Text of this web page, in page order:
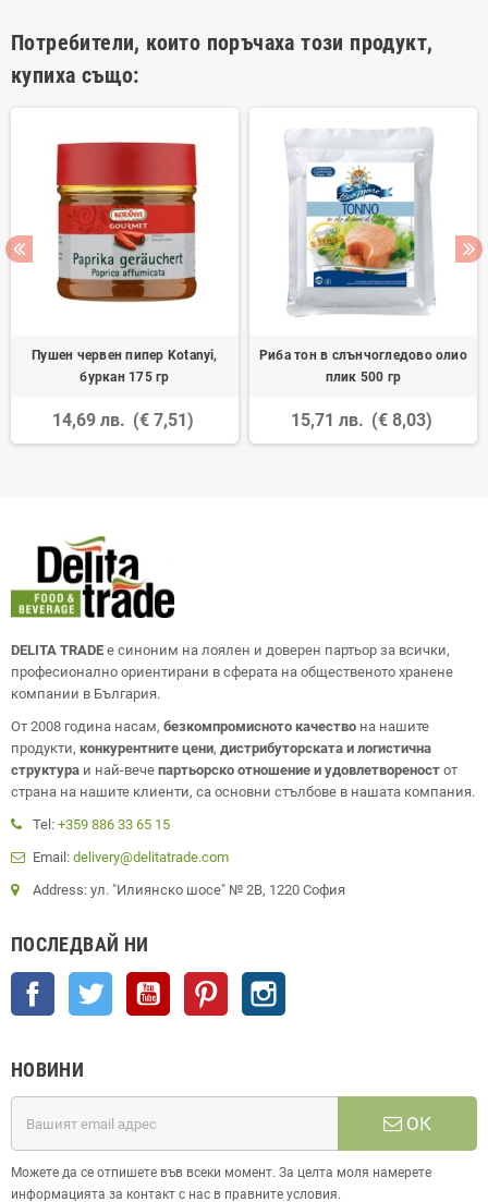
Потребители, които поръчаха този продукт,
купиха също:
Пушен червен пипер Kotanyi,
буркан 175 гр
14,69 лв. (€ 7,51)
Риба тон в слънчогледово олио
плик 500 гр
15,71 лв. (€ 8,03)
DELITA TRADE е синоним на лоялен и доверен партьор за всички,
професионално ориентирани в сферата на общественото хранене
компании в България.
От 2008 година насам, безкомпромисното качество на нашите
продукти, конкурентните цени, дистрибуторската и логистична
структура и най-вече партьорско отношение и удовлетвореност от
страна на нашите клиенти, са основни стълбове в нашата компания.
Tel: +359 886 33 65 15
Email: delivery@delitatrade.com
Address: ул. "Илиянско шосе" № 2В, 1220 София
ПОСЛЕДВАЙ НИ
Facebook Twitter YouTube Pinterest
НОВИНИ
ОК
Можете да се отпишете във всеки момент. За целта моля намерете
информацията за контакт с нас в правните условия.